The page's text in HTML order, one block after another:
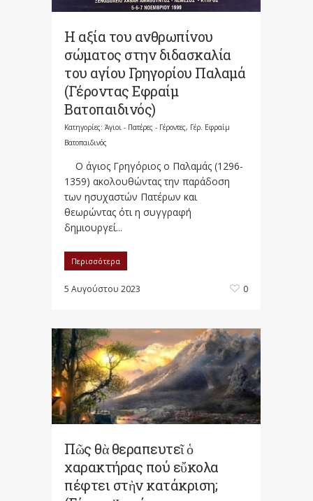
Η αξία του ανθρωπίνου
σώματος στην διδασκαλία
του αγίου Γρηγορίου Παλαμά
(Γέροντας Εφραίμ
Βατοπαιδινός)
Κατηγορίες: Άγιοι - Πατέρες - Γέροντες, Γέρ. Εφραίμ
Βατοπαιδινός
Ο άγιος Γρηγόριος ο Παλαμάς (1296-
1359) ακολουθώντας την παράδοση
των ησυχαστών Πατέρων και
θεωρώντας ότι η συγγραφή
δημιουργεί...
Περισσότερα
5 Αυγούστου 2023 0
Πῶς θὰ θεραπευτεῖ ὁ
χαρακτήρας πού εὔκολα
πέφτει στὴν κατάκριση;